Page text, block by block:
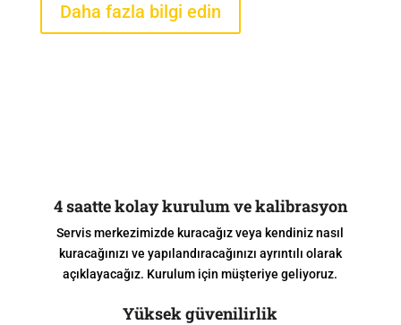
Daha fazla bilgi edin
4 saatte kolay kurulum ve kalibrasyon
Servis merkezimizde kuracağız veya kendiniz nasıl
kuracağınızı ve yapılandıracağınızı ayrıntılı olarak
açıklayacağız. Kurulum için müşteriye geliyoruz.
Yüksek güvenilirlik